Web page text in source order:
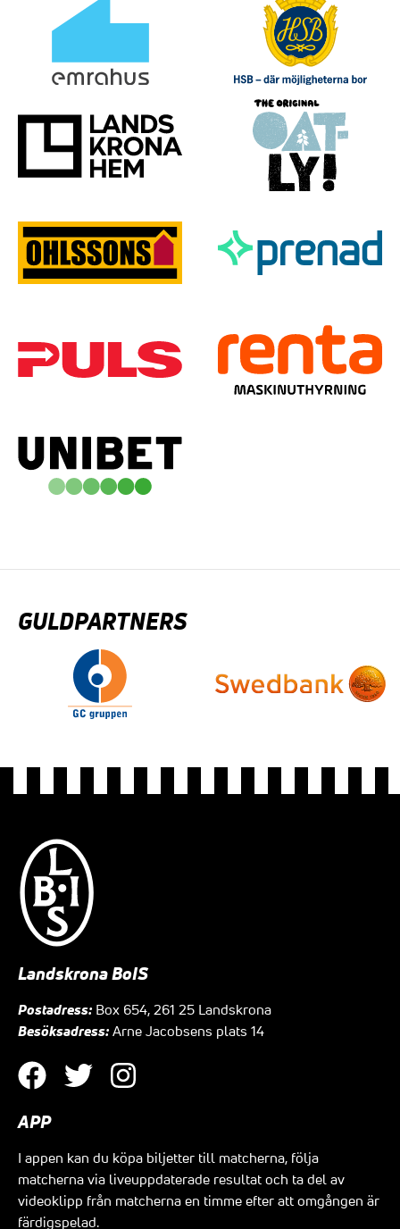
GULDPARTNERS
Landskrona BoIS
Postadress: Box 654, 261 25 Landskrona
Besöksadress: Arne Jacobsens plats 14
APP
I appen kan du köpa biljetter till matcherna, följa
matcherna via liveuppdaterade resultat och ta del av
videoklipp från matcherna en timme efter att omgången är
färdigspelad.